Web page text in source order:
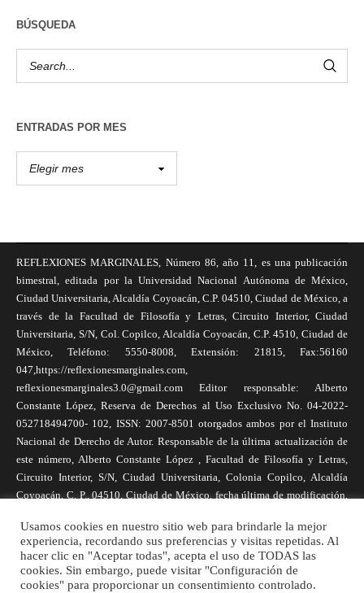
BÚSQUEDA
ENTRADAS POR MES
REFLEXIONES MARGINALES, Número 86, año 11, es una publicación
bimestral, editada por la Universidad Nacional Autónoma de México,
Ciudad Universitaria, Alcaldía Coyoacán, C.P. 04510, Ciudad de México, a
través de la Facultad de Filosofía y Letras, Circuito Interior, Ciudad
Universitaria, S/N, Col. Copilco, Alcaldía Coyoacán, C.P. 4510, Ciudad de
México, Teléfono: 5550-8008, Extensión: 21815, Fax:56160
047,https://reflexionesmarginales.com,
reflexionesmarginales3.0@gmail.com Editor responsable: Alberto
Constante López, Reserva de Derechos al Uso Exclusivo No. 04-2022-
052718494700- 102, ISSN: 2007-8501 otorgados ambos por el Instituto
Nacional de Derecho de Autor. Responsable de la última actualización de
este número, Alberto Constante López , Facultad de Filosofía y Letras,
Circuito Interior, S/N, Ciudad Universitaria, Colonia Copilco, Alcaldía
Coyoacán, C. P., 04510, Ciudad de México, fecha última de modificación,
necesariamente reflejan la postura de la revista, ni de Universidad Nacional
Autónoma de México. Los autores son responsables de los contenidos de
sus artículos. Se autoriza la reproducción total o parcial de los textos aquí
publicados siempre y cuando se cite la fuente completa y la dirección
Usamos cookies en nuestro sitio web para brindarle la mejor
experiencia, recordando sus preferencias y visitas repetidas. Al
hacer clic en "Aceptar todas", acepta el uso de TODAS las
cookies. Sin embargo, puede visitar "Configuración de
cookies" para proporcionar un consentimiento controlado.